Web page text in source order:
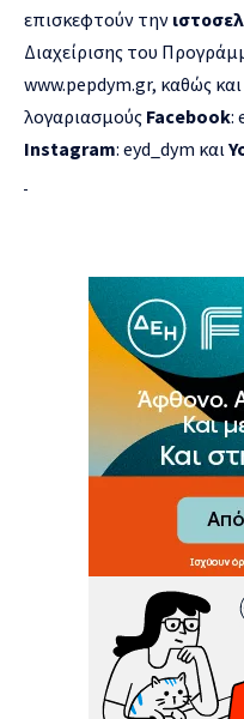
επισκεφτούν την
Διαχείρισης του
www.pepdym.gr, καθώς
λογαριασμούς Facebook:
Instagram: eyd_dym και